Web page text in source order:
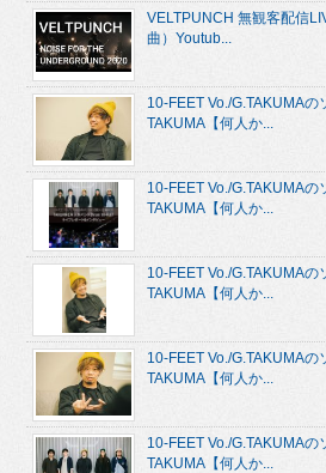
VELTPUNCH 無観客配信
曲）Youtub...
10-FEET Vo./G.TAKUMAの
TAKUMA【何人か...
10-FEET Vo./G.TAKUMAの
TAKUMA【何人か...
10-FEET Vo./G.TAKUMAの
TAKUMA【何人か...
10-FEET Vo./G.TAKUMAの
TAKUMA【何人か...
10-FEET Vo./G.TAKUMAの
TAKUMA【何人か...